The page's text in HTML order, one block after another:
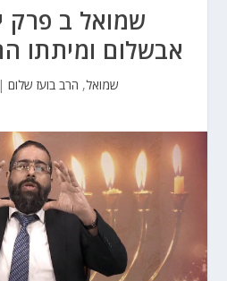
שמואל ב פרק
אבשלום ומיתתו
שמואל, הרב בועז שלום |